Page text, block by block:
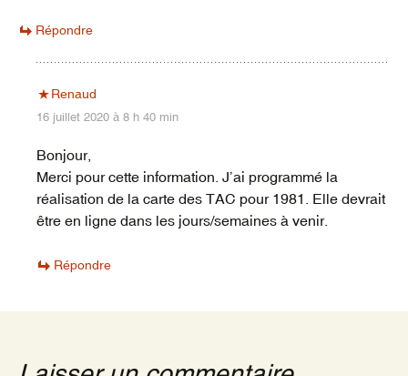
Répondre
Renaud
16 juillet 2020 à 8 h 40 min
Bonjour,
Merci pour cette information. J’ai programmé la
réalisation de la carte des TAC pour 1981. Elle devrait
être en ligne dans les jours/semaines à venir.
Répondre